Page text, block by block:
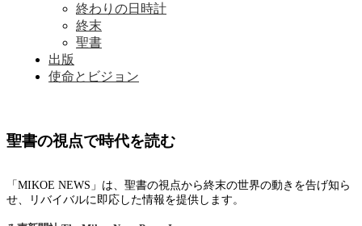
終わりの日時計
終末
聖書
出版
使命とビジョン
聖書の視点で時代を読む
「MIKOE NEWS」は、聖書の視点から終末の世界の動きを告げ知ら
せ、リバイバルに即応した情報を提供します。